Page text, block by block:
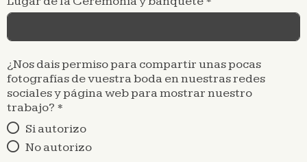
¿Nos dais permiso para compartir unas pocas
fotografías de vuestra boda en nuestras redes
sociales y página web para mostrar nuestro
trabajo? *
Si autorizo
No autorizo